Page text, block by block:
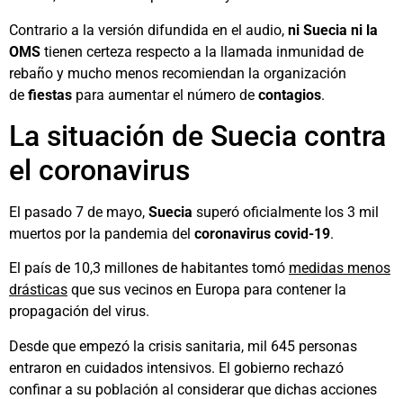
Contrario a la versión difundida en el audio, ni Suecia ni la
OMS tienen certeza respecto a la llamada inmunidad de
rebaño y mucho menos recomiendan la organización
de fiestas para aumentar el número de contagios.
La situación de Suecia contra
el coronavirus
El pasado 7 de mayo, Suecia superó oficialmente los 3 mil
muertos por la pandemia del coronavirus covid-19.
El país de 10,3 millones de habitantes tomó medidas menos
drásticas que sus vecinos en Europa para contener la
propagación del virus.
Desde que empezó la crisis sanitaria, mil 645 personas
entraron en cuidados intensivos. El gobierno rechazó
confinar a su población al considerar que dichas acciones